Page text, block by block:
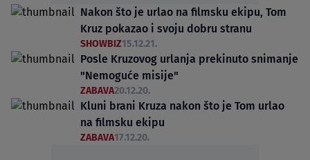
Nakon što je urlao na filmsku ekipu, Tom
Kruz pokazao i svoju dobru stranu
SHOWBIZ15.12.21.
Posle Kruzovog urlanja prekinuto snimanje
"Nemoguće misije"
ZABAVA20.12.20.
Kluni brani Kruza nakon što je Tom urlao
na filmsku ekipu
ZABAVA17.12.20.